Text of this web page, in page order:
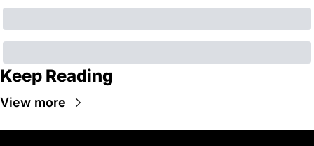
Keep Reading
View more